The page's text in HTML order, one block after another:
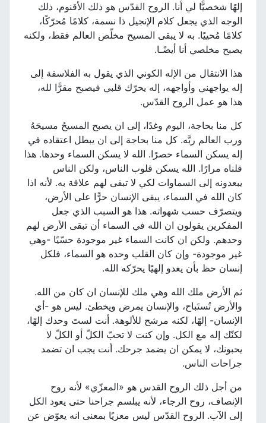
إلهًا شخصيًّا لي أنا. الروح القدّس هو ذلك الأقنوم، ذلك
الوجه الذي يجعل كلام الإنجيل ذا نسمة، كلامًا مُحرّكًا،
كلامًا مُحييًا. به لا يبقى المسيح مخلّص العالم فقط، ولكنه
يصبح مخلصي أنا أيضًـا.
هذا الانتقال من الإله الكوني الذي يقول به الفلاسفة إلى
إله يواجهني وأواجهه، إله يحرّك قلبي فيصبح مقرًّا لله،
هذا هو عمل الروح القدّس.
كل منا بحاجة، اليوم وغدًا، إلى ان يصبح المسيحُ مسيحَهُ
ورب العالم ربَّه. كل منا بحاجة إلى ان يبطل اعتقاده في
إله يسكن السماء حصرًا. الله لا يسكن السماء وحدها. هذا
قلناه مرارًا. الله يسكن قلوب الناس، ولكن الناس
يبعدونه إلى السماوات لكي لا تبقى لهم علاقة به. لأنه اذا
كان الله في السماء، يبقى الإنسان حرًّا على الأرض،
ويتصرّف حسب شهواته. هذا هو السبب الذي جعل
المفكرين يقولون ان الله في السماء أن تبقى الأرض لهم
وحدهم. ولكن ان كانت السماء غير موجودة حسّيًا -وهي
غير موجودة- وإن كان القلب وحده هو السماء، فلكل
إنسان حظ بأن يغدو إلهيًا يحرّكه الله.
ثم الأرض ملك الله وهي ملك للإنسان ان كان من الله.
والأرض تُستَباح، والإنسان يمرض ويخطئ. ليس هو -أي
الإنسان- إلهًا، لكنه مرشح للألوهة. أنت لستَ وحدك إلهًا،
لكنّك إله مع الكل. وإن كنت لا تحبّ الكلّ أو الكلّ لا
يحبونك، لا يمكن ان يضمد جرحك. أنت يجب ان تضمد
جراحات الناس.
من أجل ذلك الروح القدس هو «المعزّي» لأنه روح
الإنصاف، روح الرجاء، لأنه يبلسم جراحنا حتى يعود الكل
إلى الآب. الروح القدّس ليس معزيًا بمعنى انه يعوّض عن